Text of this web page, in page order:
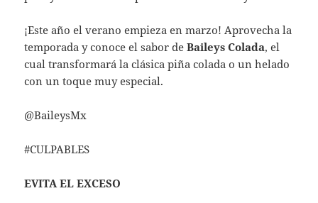
¡Este año el verano empieza en marzo! Aprovecha la
temporada y conoce el sabor deBaileys Colada, el
cual transformará la clásica piña colada o un helado
con un toque muy especial.
@BaileysMx
#CULPABLES
EVITA EL EXCESO